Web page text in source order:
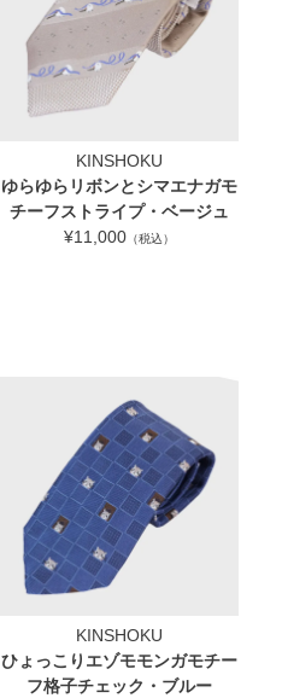
KINSHOKU
ゆらゆらリボンとシマエナガモ
チーフストライプ・ベージュ
¥11,000 （税込）
KINSHOKU
ひょっこりエゾモモンガモチー
フ格子チェック・ブルー